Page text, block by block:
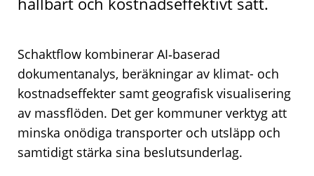
Schaktflow kombinerar AI‑baserad
dokumentanalys, beräkningar av klimat- och
kostnadseffekter samt geografisk visualisering
av massflöden. Det ger kommuner verktyg att
minska onödiga transporter och utsläpp och
samtidigt stärka sina beslutsunderlag.